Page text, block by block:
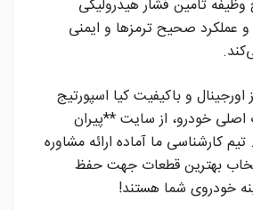
تأمین فشار هیدرولیکی
و عملکرد صحیح ترمزها و ایمنی
و باکیفیت کیا اسپورتیج
خودرو، از سایت **پیران
کارشناسی ما آماده ارائه مشاوره
بهترین قطعات جهت حفظ
خودروی شما هستند!